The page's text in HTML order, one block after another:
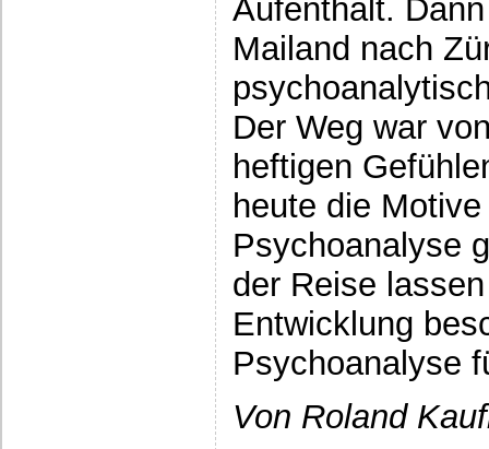
Aufenthalt.
Mailand nach
Der Weg war
heftigen
heute die
Psychoanalyse
der Reise
Entwicklung
Psychoanalyse
Von Roland